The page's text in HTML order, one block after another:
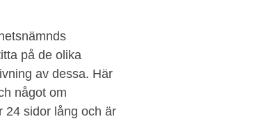
på de olika
av dessa. Här
något om
24 sidor lång och är